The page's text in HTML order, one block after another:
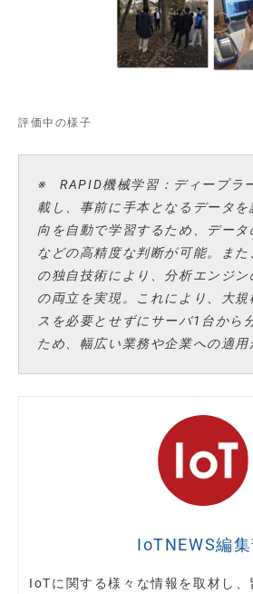
評価中の様子
※ RAPID機械学習：ディープラ
載し、事前に手本となるデータ
向を自動で学習するため、デー
などの高精度な判断が可能。ま
の独自技術により、分析エンジ
の両立を実現。これにより、大
スを必要とせずにサーバ1台から
ため、幅広い業務や企業への適用
IoTNEWS編集
IoTに関する様々な情報を取材し、